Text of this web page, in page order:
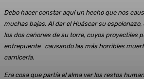
Debo hacer constar aquí un hecho que nos
muchas bajas. Al dar el Huáscar su
los dos cañones de su torre, cuyos proyectiles
entrepuente causando las más horribles
carnicería.
Era cosa que partía el alma ver los restos